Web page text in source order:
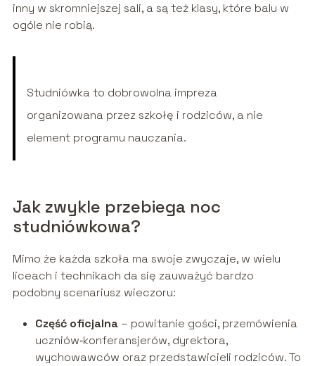
inny w skromniejszej sali, a są też klasy, które balu w
ogóle nie robią.
Studniówka to dobrowolna impreza
organizowana przez szkołę i rodziców, a nie
element programu nauczania.
Jak zwykle przebiega noc
studniówkowa?
Mimo że każda szkoła ma swoje zwyczaje, w wielu
liceach i technikach da się zauważyć bardzo
podobny scenariusz wieczoru:
Część oficjalna– powitanie gości, przemówienia
uczniów‑konferansjerów, dyrektora,
wychowawców oraz przedstawicieli rodziców. To